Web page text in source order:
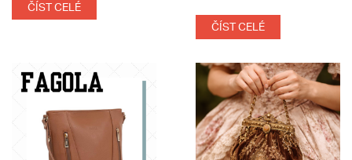
ČÍST CELÉ
ČÍST CELÉ